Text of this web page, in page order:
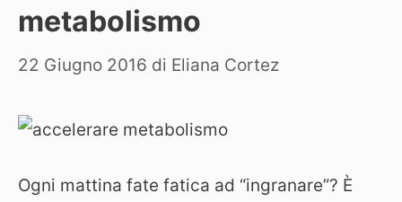
metabolismo
22 Giugno 2016 di Eliana Cortez
Ogni mattina fate fatica ad “ingranare”? È